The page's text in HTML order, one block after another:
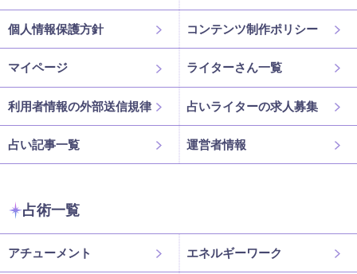
個人情報保護方針 コンテンツ制作ポリシー
マイページ ライターさん一覧
利用者情報の外部送信規律 占いライターの求人募集
占い記事一覧 運営者情報
占術一覧
アチューメント エネルギーワーク